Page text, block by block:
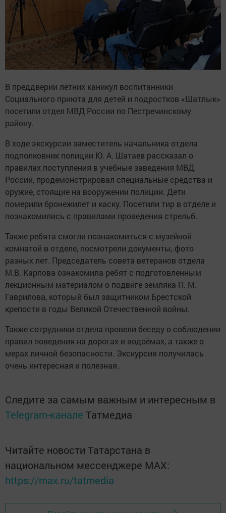
В преддверии летних каникул воспитанники
Социального приюта для детей и подростков «Шатлык»
посетили отдел МВД России по Пестречинскому
району.
В ходе экскурсии заместитель начальника отдела
подполковник полиции Ю. А. Шатаев рассказал о
правилах поступления в учебные заведения МВД
России, продемонстрировал специальные средства и
оружие, стоящие на вооружении полиции. Дети
померили бронежилет и каску. Посетили тир в отделе и
познакомились с правилами проведения стрельб.
Также ребята смогли познакомиться с музейной
комнатой в отделе, посмотрели документы, фото
разных лет. Председатель совета ветеранов отдела
М.В. Карпова ознакомила ребят с подготовленным
лекционным материалом о подвиге земляка П. М.
Гаврилова, который был защитником Брестской
крепости в годы Великой Отечественной войны.
Также сотрудники отдела провели беседу о соблюдении
правил поведения на дорогах и водоёмах, а также о
мерах личной безопасности. Экскурсия получилась
очень интересная и полезная.
Следите за самым важным и интересным в
Telegram-канале Татмедиа
Читайте новости Татарстана в
национальном мессенджере MАХ:
https://max.ru/tatmedia